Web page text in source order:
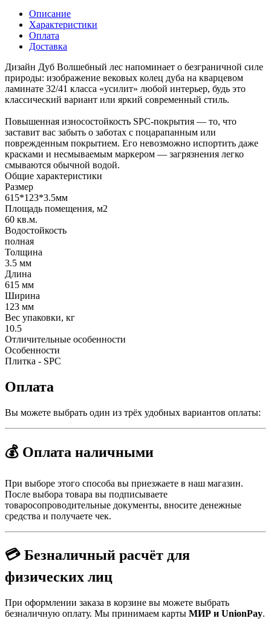
Описание
Характеристики
Оплата
Доставка
Дизайн Дуб Волшебный лес напоминает о безграничной силе
природы: изображение вековых колец дуба на кварцевом
ламинате 32/41 класса «усилит» любой интерьер, будь это
классический вариант или яркий современный стиль.
Повышенная износостойкость SPC-покрытия — то, что
заставит вас забыть о заботах с поцарапанным или
поврежденным покрытием. Его невозможно испортить даже
красками и несмываемым маркером — загрязнения легко
смываются обычной водой.
Общие характеристики
Размер
615*123*3.5мм
Площадь помещения, м2
60 кв.м.
Водостойкость
полная
Толщина
3.5 мм
Длина
615 мм
Ширина
123 мм
Вес упаковки, кг
10.5
Отличительные особенности
Особенности
Плитка - SPC
Оплата
Вы можете выбрать один из трёх удобных вариантов оплаты:
💰 Оплата наличными
При выборе этого способа вы приезжаете в наш магазин.
После выбора товара вы подписываете
товаросопроводительные документы, вносите денежные
средства и получаете чек.
💳 Безналичный расчёт для
физических лиц
При оформлении заказа в корзине вы можете выбрать
безналичную оплату. Мы принимаем карты МИР и UnionPay.